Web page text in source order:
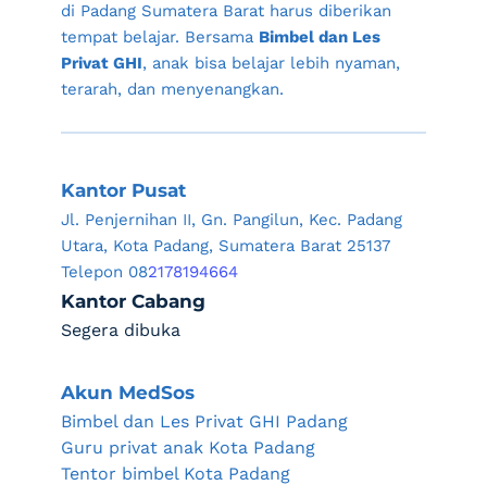
di Padang Sumatera Barat harus diberikan
tempat belajar. Bersama Bimbel dan Les
Privat GHI, anak bisa belajar lebih nyaman,
terarah, dan menyenangkan.
Kantor Pusat
Jl. Penjernihan II, Gn. Pangilun, Kec. Padang
Utara, Kota Padang, Sumatera Barat 25137
Telepon 082178194664
Kantor Cabang
Segera dibuka
Akun MedSos
Bimbel dan Les Privat GHI Padang
Guru privat anak Kota Padang
Tentor bimbel Kota Padang